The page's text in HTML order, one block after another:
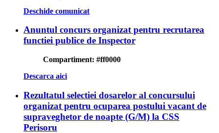
Deschide comunicat
Anuntul concurs organizat pentru recrutarea
functiei publice de Inspector
Compartiment: #ff0000
Descarca aici
Rezultatul selectiei dosarelor al concursului
organizat pentru ocuparea postului vacant de
supraveghetor de noapte (G/M) la CSS
Perisoru